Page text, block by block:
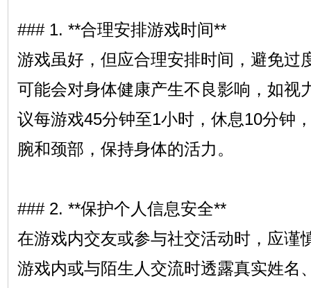
### 1. **合理安排游戏时间**
游戏虽好，但应合理安排时间，避免过
可能会对身体健康产生不良影响，如视
议每游戏45分钟至1小时，休息10分钟
腕和颈部，保持身体的活力。
### 2. **保护个人信息安全**
在游戏内交友或参与社交活动时，应谨
游戏内或与陌生人交流时透露真实姓名